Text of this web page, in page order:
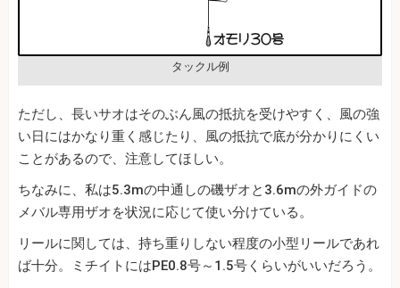
タックル例
ただし、長いサオはそのぶん風の抵抗を受けやすく、風の強
い日にはかなり重く感じたり、風の抵抗で底が分かりにくい
ことがあるので、注意してほしい。
ちなみに、私は5.3mの中通しの磯ザオと3.6mの外ガイドの
メバル専用ザオを状況に応じて使い分けている。
リールに関しては、持ち重りしない程度の小型リールであれ
ば十分。ミチイトにはPE0.8号～1.5号くらいがいいだろう。